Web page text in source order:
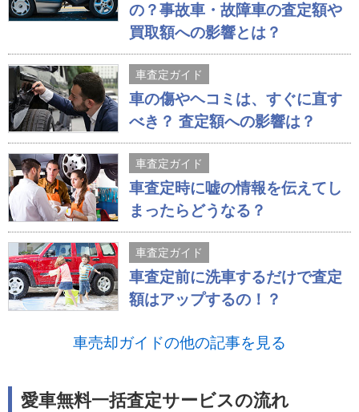
の？事故車・故障車の査定額や
買取額への影響とは？
車査定ガイド
車の傷やヘコミは、すぐに直す
べき？ 査定額への影響は？
車査定ガイド
車査定時に嘘の情報を伝えてし
まったらどうなる？
車査定ガイド
車査定前に洗車するだけで査定
額はアップするの！？
車売却ガイドの他の記事を見る
愛車無料一括査定サービスの流れ